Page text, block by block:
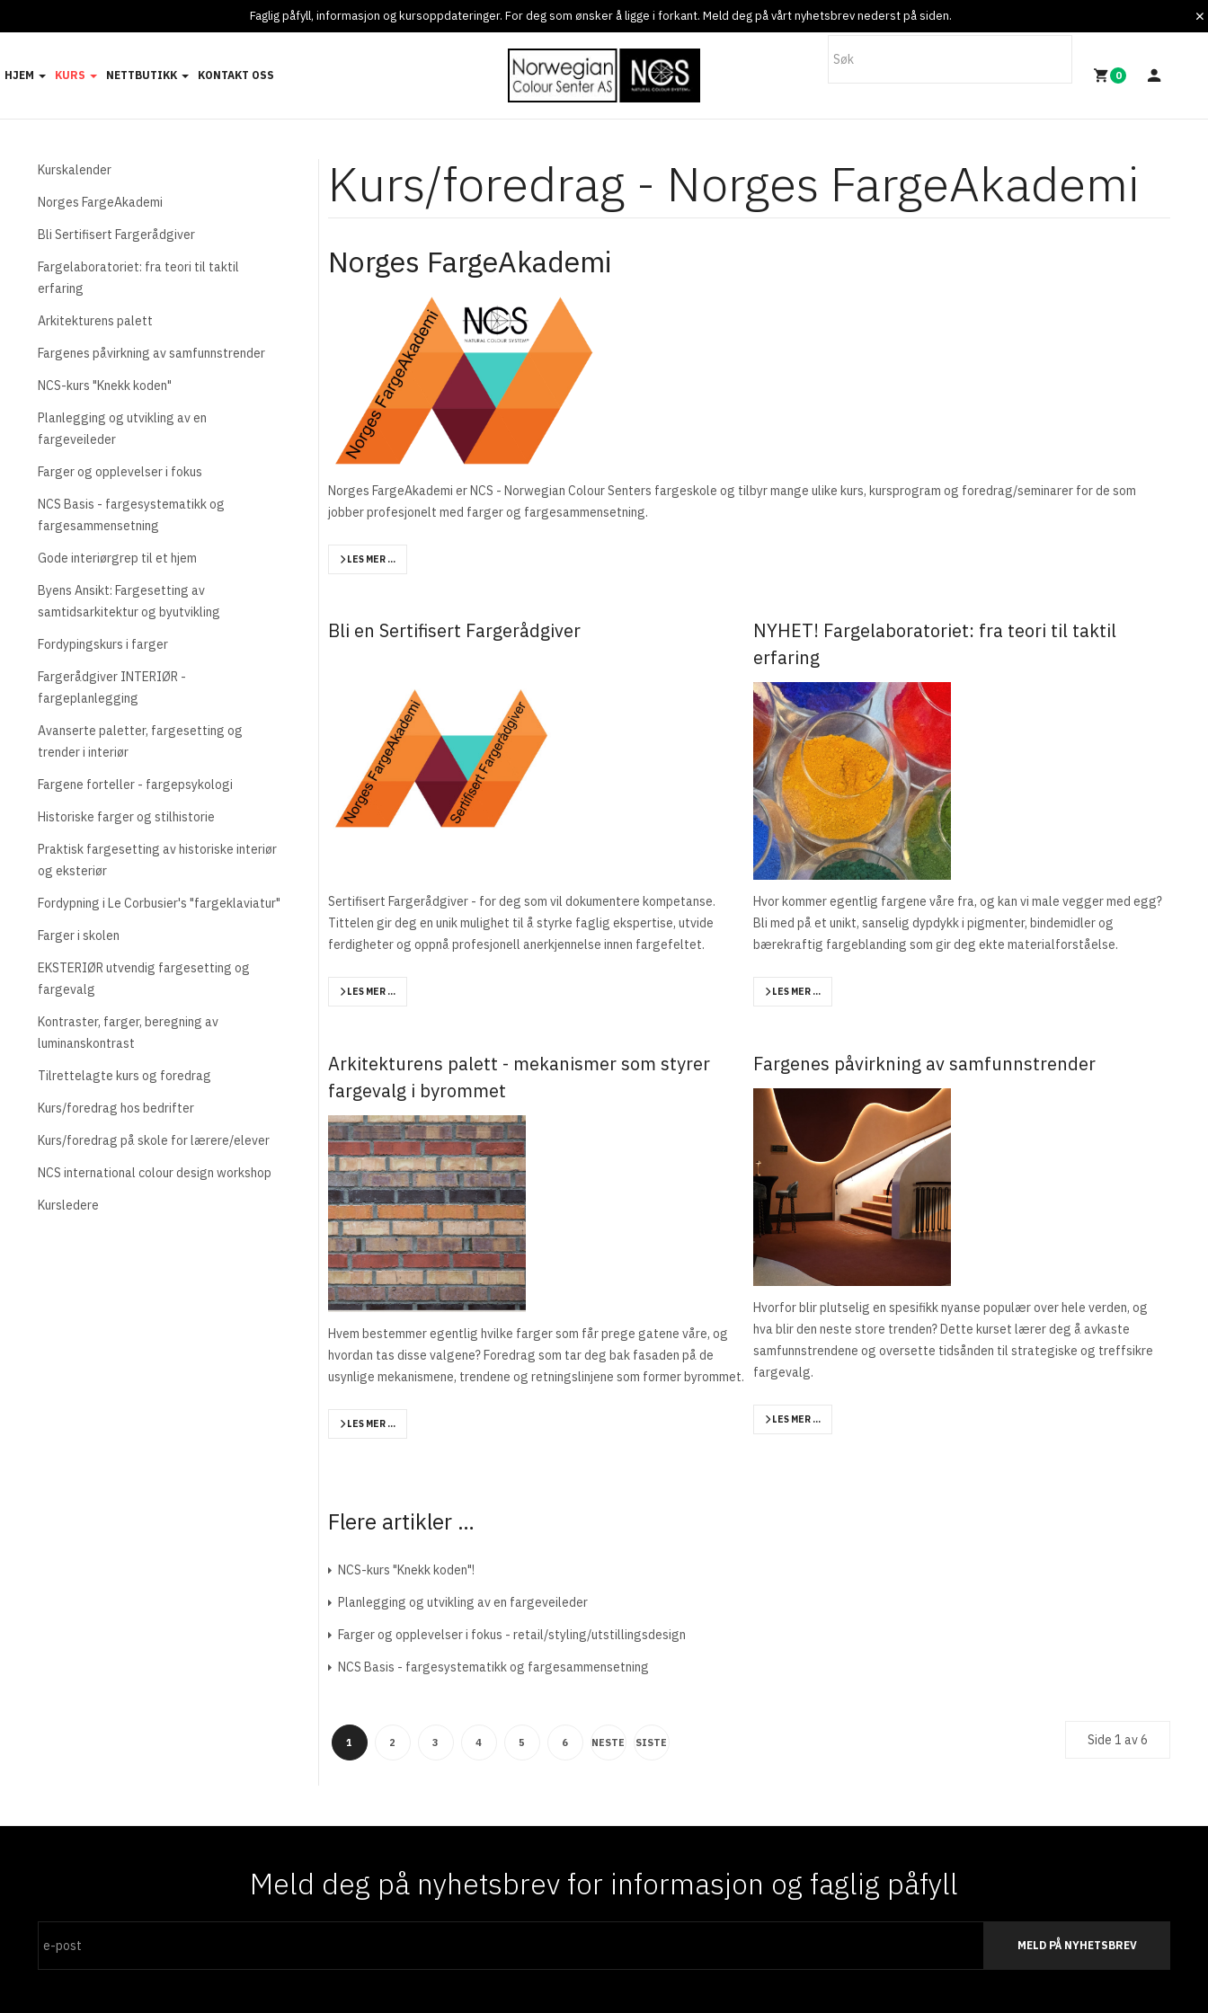
Faglig påfyll, informasjon og kursoppdateringer. For deg som ønsker å ligge i forkant. Meld deg på vårt nyhetsbrev nederst på siden.
HJEM KURS NETTBUTIKK KONTAKT OSS 0
Kurs/foredrag - Norges FargeAkademi
Norges FargeAkademi
Norges FargeAkademi er NCS - Norwegian Colour Senters fargeskole og tilbyr mange ulike kurs, kursprogram og foredrag/seminarer for de som
jobber profesjonelt med farger og fargesammensetning.
LES MER …
Bli en Sertifisert Fargerådgiver
Sertifisert Fargerådgiver - for deg som vil dokumentere kompetanse.
Tittelen gir deg en unik mulighet til å styrke faglig ekspertise, utvide
ferdigheter og oppnå profesjonell anerkjennelse innen fargefeltet.
LES MER …
NYHET! Fargelaboratoriet: fra teori til taktil
erfaring
Hvor kommer egentlig fargene våre fra, og kan vi male vegger med egg?
Bli med på et unikt, sanselig dypdykk i pigmenter, bindemidler og
bærekraftig fargeblanding som gir deg ekte materialforståelse.
LES MER …
Arkitekturens palett - mekanismer som styrer
fargevalg i byrommet
Hvem bestemmer egentlig hvilke farger som får prege gatene våre, og
hvordan tas disse valgene? Foredrag som tar deg bak fasaden på de
usynlige mekanismene, trendene og retningslinjene som former byrommet.
LES MER …
Fargenes påvirkning av samfunnstrender
Hvorfor blir plutselig en spesifikk nyanse populær over hele verden, og
hva blir den neste store trenden? Dette kurset lærer deg å avkaste
samfunnstrendene og oversette tidsånden til strategiske og treffsikre
fargevalg.
LES MER …
Flere artikler …
NCS-kurs "Knekk koden"!
Planlegging og utvikling av en fargeveileder
Farger og opplevelser i fokus - retail/styling/utstillingsdesign
NCS Basis - fargesystematikk og fargesammensetning
Side 1 av 6
1 2 3 4 5 6 NESTE SISTE
Kurskalender
Norges FargeAkademi
Bli Sertifisert Fargerådgiver
Fargelaboratoriet: fra teori til taktil
erfaring
Arkitekturens palett
Fargenes påvirkning av samfunnstrender
NCS-kurs "Knekk koden"
Planlegging og utvikling av en
fargeveileder
Farger og opplevelser i fokus
NCS Basis - fargesystematikk og
fargesammensetning
Gode interiørgrep til et hjem
Byens Ansikt: Fargesetting av
samtidsarkitektur og byutvikling
Fordypingskurs i farger
Fargerådgiver INTERIØR -
fargeplanlegging
Avanserte paletter, fargesetting og
trender i interiør
Fargene forteller - fargepsykologi
Historiske farger og stilhistorie
Praktisk fargesetting av historiske interiør
og eksteriør
Fordypning i Le Corbusier's "fargeklaviatur"
Farger i skolen
EKSTERIØR utvendig fargesetting og
fargevalg
Kontraster, farger, beregning av
luminanskontrast
Tilrettelagte kurs og foredrag
Kurs/foredrag hos bedrifter
Kurs/foredrag på skole for lærere/elever
NCS international colour design workshop
Kursledere
Meld deg på nyhetsbrev for informasjon og faglig påfyll
MELD PÅ NYHETSBREV